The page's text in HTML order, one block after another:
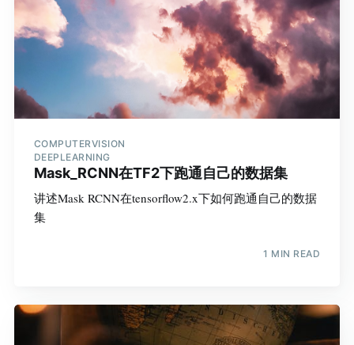
COMPUTERVISION
DEEPLEARNING
Mask_RCNN在TF2下跑通自己的数据集
讲述Mask RCNN在tensorflow2.x下如何跑通自己的数据
集
1 MIN READ